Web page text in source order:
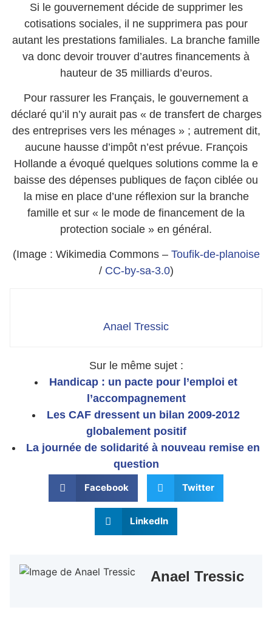
Si le gouvernement décide de supprimer les
cotisations sociales, il ne supprimera pas pour
autant les prestations familiales. La branche famille
va donc devoir trouver d’autres financements à
hauteur de 35 milliards d’euros.
Pour rassurer les Français, le gouvernement a
déclaré qu’il n’y aurait pas « de transfert de charges
des entreprises vers les ménages » ; autrement dit,
aucune hausse d’impôt n’est prévue. François
Hollande a évoqué quelques solutions comme la e
baisse des dépenses publiques de façon ciblée ou
la mise en place d’une réflexion sur la branche
famille et sur « le mode de financement de la
protection sociale » en général.
(Image : Wikimedia Commons – Toufik-de-planoise
/ CC-by-sa-3.0)
Anael Tressic
Sur le même sujet :
Handicap : un pacte pour l’emploi et
l’accompagnement
Les CAF dressent un bilan 2009-2012
globalement positif
La journée de solidarité à nouveau remise en
question
Facebook Twitter
LinkedIn
Anael Tressic